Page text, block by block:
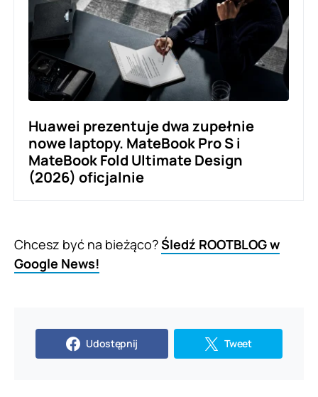
Huawei prezentuje dwa zupełnie
nowe laptopy. MateBook Pro S i
MateBook Fold Ultimate Design
(2026) oficjalnie
Chcesz być na bieżąco?Śledź ROOTBLOG w
Google News!
Udostępnij Tweet